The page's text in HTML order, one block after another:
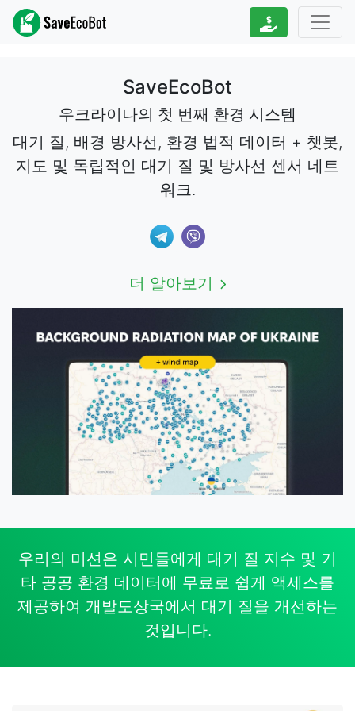
SaveEcoBot
우크라이나의 첫 번째 환경 시스템
대기 질, 배경 방사선, 환경 법적 데이터 + 챗봇,
지도 및 독립적인 대기 질 및 방사선 센서 네트
워크.
더 알아보기
우리의 미션은 시민들에게 대기 질 지수 및 기
타 공공 환경 데이터에 무료로 쉽게 액세스를
제공하여 개발도상국에서 대기 질을 개선하는
것입니다.